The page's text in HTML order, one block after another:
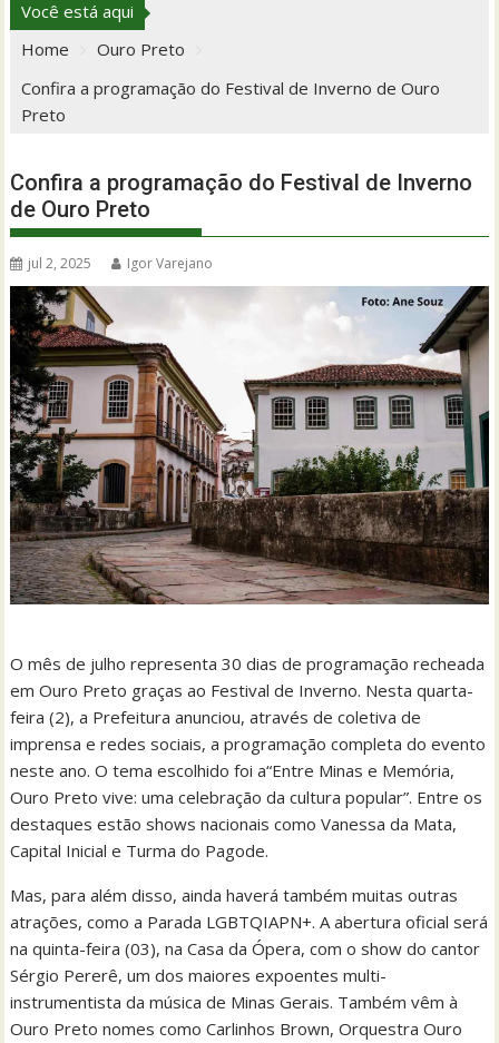
Você está aqui
Home
Ouro Preto
Confira a programação do Festival de Inverno de Ouro
Preto
Confira a programação do Festival de Inverno
de Ouro Preto
jul 2, 2025 Igor Varejano
O mês de julho representa 30 dias de programação recheada
em Ouro Preto graças ao Festival de Inverno. Nesta quarta-
feira (2), a Prefeitura anunciou, através de coletiva de
imprensa e redes sociais, a programação completa do evento
neste ano. O tema escolhido foi a“Entre Minas e Memória,
Ouro Preto vive: uma celebração da cultura popular”. Entre os
destaques estão shows nacionais como Vanessa da Mata,
Capital Inicial e Turma do Pagode.
Mas, para além disso, ainda haverá também muitas outras
atrações, como a Parada LGBTQIAPN+. A abertura oficial será
na quinta-feira (03), na Casa da Ópera, com o show do cantor
Sérgio Pererê, um dos maiores expoentes multi-
instrumentista da música de Minas Gerais. Também vêm à
Ouro Preto nomes como Carlinhos Brown, Orquestra Ouro